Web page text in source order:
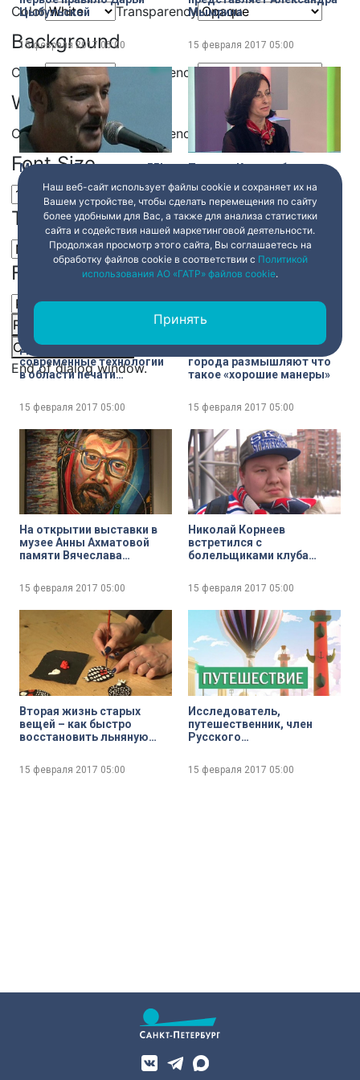
Color Transparency
Background
Color Transparency
Window
Color Transparency
Font Size
Text Edge Style
Font Family
Reset restore all settings to the default values
Close Modal Dialog
End of dialog window.
Цыбульской
15 февраля 2017 05:00
Мымрина
15 февраля 2017 05:00
Максиму Леонидову – 55!
Любимый миллионами
исполнитель выступит
сегодня БКЗ
«Октябрьский»
15 февраля 2017 05:00
Татиана Кариус, бизнес-
консультант по этикету и
имиджу, старший
преподаватель ИТМО
анализирует, какие
хорошие манеры
актуальны в современном
мире и вспоминает книгу
«Юности честное
зерцало»
15 февраля 201705:00
Дарья Богдашкина изучает
современные технологии
в области печати
15 февраля 2017 05:00
Петербуржцы на улицах
города размышляют что
такое «хорошие манеры»
15 февраля 2017 05:00
На открытии выставки в
музее Анны Ахматовой
памяти Вячеслава
Ксения Коваленко
15 февраля 2017 05:00
Николай Корнеев
встретился с
болельщиками клуба
популярные «кричалки»
для детей и взрослых
15 февраля 2017 05:00
Вторая жизнь старых
вещей – как быстро
восстановить льняную
аппликации?
15 февраля 2017 05:00
Исследователь,
путешественник, член
Русского
общества Илья Агапов
приглашает совершить
15 февраля 2017 05:00
Наш веб-сайт использует файлы cookie и сохраняет их на
Вашем устройстве, чтобы сделать перемещения по сайту
более удобными для Вас, а также для анализа статистики
сайта и содействия нашей маркетинговой деятельности.
Продолжая просмотр этого сайта, Вы соглашаетесь на
обработку файлов cookie в соответствии с Политикой
использования АО «ГАТР» файлов cookie.
Принять